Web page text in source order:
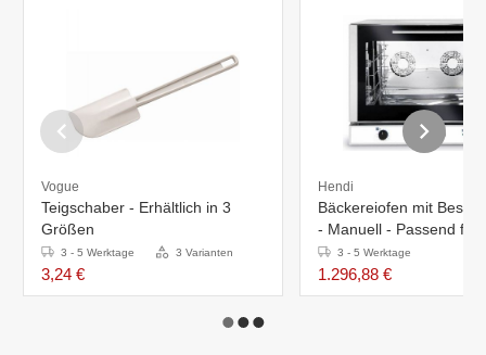
Vogue
Teigschaber - Erhältlich in 3
Größen
3 - 5 Werktage 3 Varianten
3,24 €
Hendi
Bäckereiofen mit
- Manuell - Passend für
600x400mm Bleche
3 - 5 Werktage
1.296,88 €